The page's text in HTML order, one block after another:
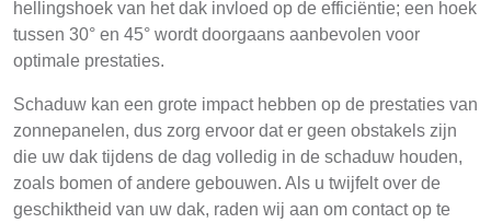
hellingshoek van het dak invloed op de efficiëntie; een hoek
tussen 30° en 45° wordt doorgaans aanbevolen voor
optimale prestaties.
Schaduw kan een grote impact hebben op de prestaties van
zonnepanelen, dus zorg ervoor dat er geen obstakels zijn
die uw dak tijdens de dag volledig in de schaduw houden,
zoals bomen of andere gebouwen. Als u twijfelt over de
geschiktheid van uw dak, raden wij aan om contact op te